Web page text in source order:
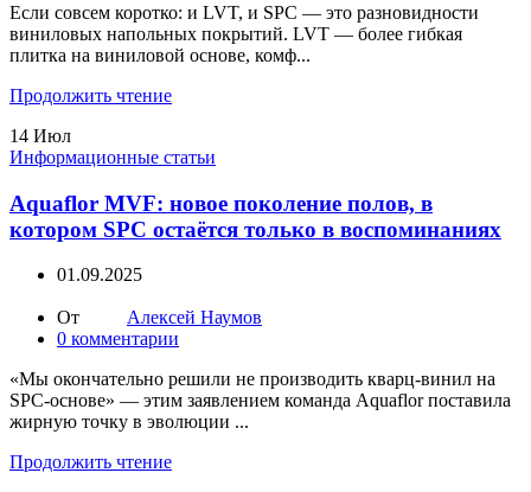
Если совсем коротко: и LVT, и SPC — это разновидности
виниловых напольных покрытий. LVT — более гибкая
плитка на виниловой основе, комф...
Продолжить чтение
14 Июл
Информационные статьи
Aquaflor MVF: новое поколение полов, в
котором SPC остаётся только в воспоминаниях
01.09.2025
От
Алексей Наумов
0 комментарии
«Мы окончательно решили не производить кварц-винил на
SPC-основе» — этим заявлением команда Aquaflor поставила
жирную точку в эволюции ...
Продолжить чтение